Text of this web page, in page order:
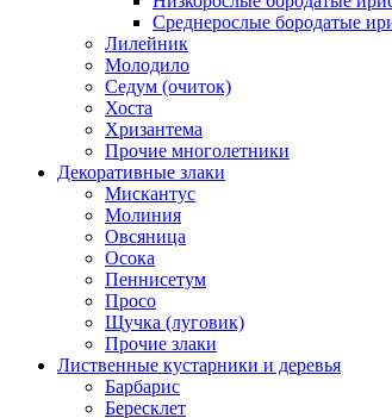
Среднерослые бородатые
Лилейник
Молодило
Седум (очиток)
Хоста
Хризантема
Прочие многолетники
Декоративные злаки
Мискантус
Молиния
Овсяница
Осока
Пеннисетум
Просо
Щучка (луговик)
Прочие злаки
Лиственные кустарники и деревья
Барбарис
Бересклет